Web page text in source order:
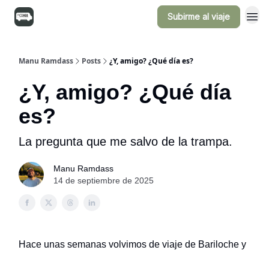
Subirme al viaje
Manu Ramdass Posts ¿Y, amigo? ¿Qué día es?
¿Y, amigo? ¿Qué día
es?
La pregunta que me salvo de la trampa.
Manu Ramdass
14 de septiembre de 2025
Hace unas semanas volvimos de viaje de Bariloche y